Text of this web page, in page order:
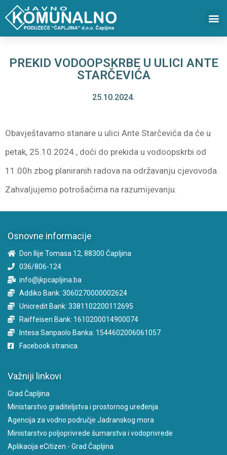
PREKID VODOOPSKRBE U ULICI ANTE
STARČEVIĆA
25.10.2024.
Obavještavamo stanare u ulici Ante Starčevića da će u
petak, 25.10.2024., doći do prekida u vodoopskrbi od
11:00h zbog planiranih radova na održavanju cjevovoda.
Zahvaljujemo potrošačima na razumijevanju.
Osnovne informacije
Don Ilije Tomasa 12, 88300 Čapljina
036/806-124
info@jkpcapljina.ba
Addiko Bank: 3060270000002624
Unicredit Bank: 3381102200112695
Raiffeisen Bank: 1610200014900074
Intesa Sanpaolo Banka: 1544602006061057
Facebook stranica
Važniji linkovi
Grad Čapljina
Ministarstvo graditeljstva i prostornog uređenja
Agencija za vodno područje Jadranskog mora
Ministarstvo poljoprivrede šumarstva i vodoprivrede
Aplikacija eCitizen - Grad Čapljina